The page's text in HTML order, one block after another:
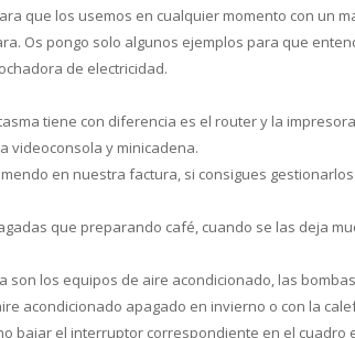
que los usemos en cualquier momento con un
Os pongo solo algunos ejemplos para que
de electricidad.
tiene con diferencia es el router y la
videoconsola y minicadena.
en nuestra factura, si consigues
que preparando café, cuando se las deja
los equipos de aire acondicionado, las
acondicionado apagado en invierno o con la
bajar el interruptor correspondiente en el cuadro